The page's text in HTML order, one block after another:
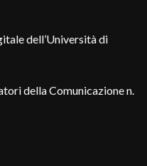
dell’Università di
della Comunicazione n.